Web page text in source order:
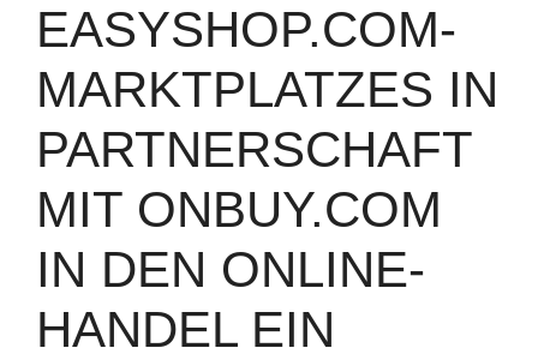
EASYSHOP.COM-
MARKTPLATZES IN
PARTNERSCHAFT
MIT ONBUY.COM
IN DEN ONLINE-
HANDEL EIN